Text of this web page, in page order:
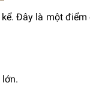
Đây là một điểm